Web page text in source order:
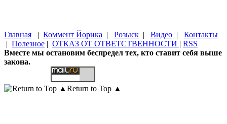
Главная | Коммент Йорика | Розыск | Видео | Контакты
| Полезное | ОТКАЗ ОТ ОТВЕТСТВЕННОСТИ | RSS
Вместе мы остановим беспредел тех, кто ставит себя выше
закона.
Return to Top ▲